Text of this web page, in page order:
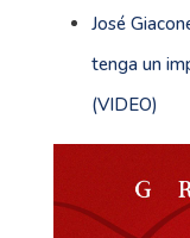
José
tenga un
(VIDEO)